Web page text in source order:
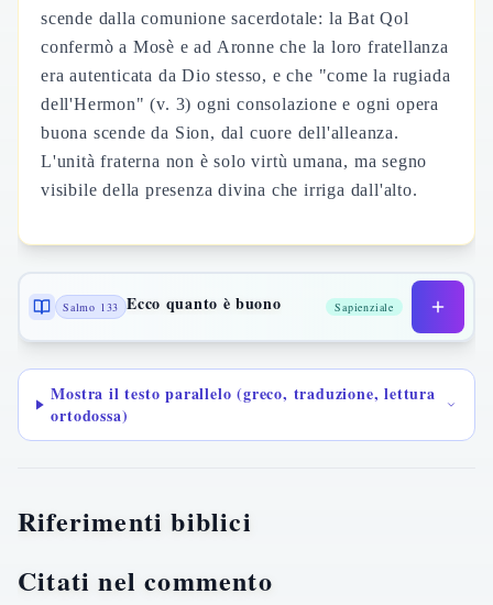
scende dalla comunione sacerdotale: la Bat Qol
confermò a Mosè e ad Aronne che la loro fratellanza
era autenticata da Dio stesso, e che "come la rugiada
dell'Hermon" (v. 3) ogni consolazione e ogni opera
buona scende da Sion, dal cuore dell'alleanza.
L'unità fraterna non è solo virtù umana, ma segno
visibile della presenza divina che irriga dall'alto.
Salmo 133 Ecco quanto è buono Sapienziale
Mostra il testo parallelo (greco, traduzione, lettura
ortodossa)
Riferimenti biblici
Citati nel commento